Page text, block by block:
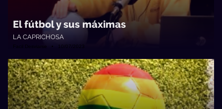
El fútbol y sus máximas
LA CAPRICHOSA
Facil Desviarse • 10/07/2023